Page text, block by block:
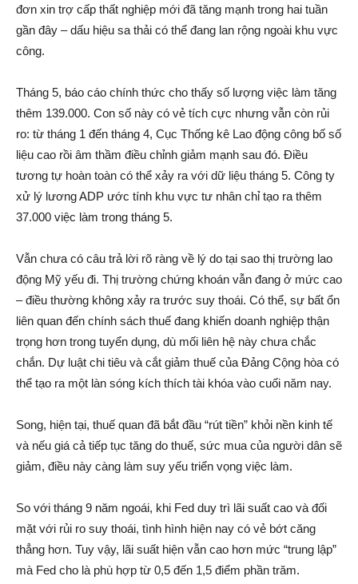
đơn xin trợ cấp thất nghiệp mới đã tăng mạnh trong hai tuần
gần đây – dấu hiệu sa thải có thể đang lan rộng ngoài khu vực
công.
Tháng 5, báo cáo chính thức cho thấy số lượng việc làm tăng
thêm 139.000. Con số này có vẻ tích cực nhưng vẫn còn rủi
ro: từ tháng 1 đến tháng 4, Cục Thống kê Lao động công bố số
liệu cao rồi âm thầm điều chỉnh giảm mạnh sau đó. Điều
tương tự hoàn toàn có thể xảy ra với dữ liệu tháng 5. Công ty
xử lý lương ADP ước tính khu vực tư nhân chỉ tạo ra thêm
37.000 việc làm trong tháng 5.
Vẫn chưa có câu trả lời rõ ràng về lý do tại sao thị trường lao
động Mỹ yếu đi. Thị trường chứng khoán vẫn đang ở mức cao
– điều thường không xảy ra trước suy thoái. Có thể, sự bất ổn
liên quan đến chính sách thuế đang khiến doanh nghiệp thận
trọng hơn trong tuyển dụng, dù mối liên hệ này chưa chắc
chắn. Dự luật chi tiêu và cắt giảm thuế của Đảng Cộng hòa có
thể tạo ra một làn sóng kích thích tài khóa vào cuối năm nay.
Song, hiện tại, thuế quan đã bắt đầu “rút tiền” khỏi nền kinh tế
và nếu giá cả tiếp tục tăng do thuế, sức mua của người dân sẽ
giảm, điều này càng làm suy yếu triển vọng việc làm.
So với tháng 9 năm ngoái, khi Fed duy trì lãi suất cao và đối
mặt với rủi ro suy thoái, tình hình hiện nay có vẻ bớt căng
thẳng hơn. Tuy vậy, lãi suất hiện vẫn cao hơn mức “trung lập”
mà Fed cho là phù hợp từ 0,5 đến 1,5 điểm phần trăm.